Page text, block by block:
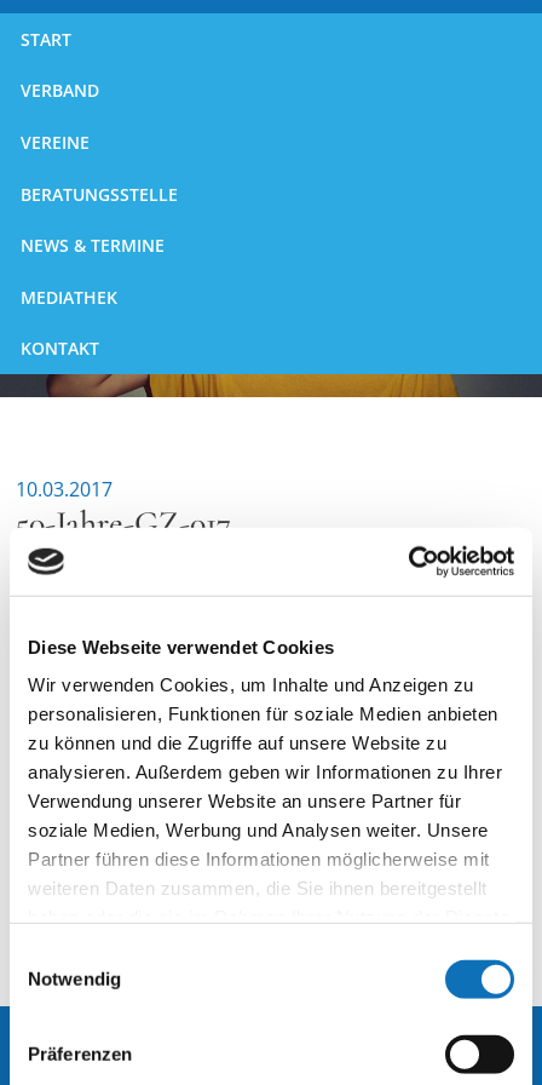
Diese Webseite verwendet Cookies
Wir verwenden Cookies, um Inhalte und Anzeigen zu
personalisieren, Funktionen für soziale Medien anbieten
zu können und die Zugriffe auf unsere Website zu
analysieren. Außerdem geben wir Informationen zu Ihrer
Verwendung unserer Website an unsere Partner für
soziale Medien, Werbung und Analysen weiter. Unsere
Partner führen diese Informationen möglicherweise mit
weiteren Daten zusammen, die Sie ihnen bereitgestellt
Notwendig
Präferenzen
START
VERBAND
VEREINE
BERATUNGSSTELLE
NEWS & TERMINE
MEDIATHEK
KONTAKT
10.03.2017
50-Jahre-GZ-017